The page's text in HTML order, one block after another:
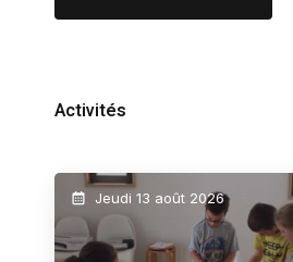
Activités
Jeudi 13 août 2026